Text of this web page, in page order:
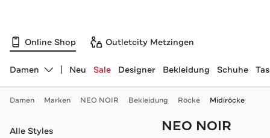
Online Shop Outletcity Metzingen
Abteilung ändern, ausgewählt:
Damen Neu Sale Designer Bekleidung Schuhe
Damen Marken NEO NOIR Bekleidung Röcke Midiröcke
NEO NOIR
Navigation überspringen
Alle Styles